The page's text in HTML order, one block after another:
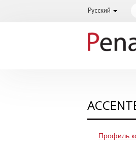
Русский
Профиль